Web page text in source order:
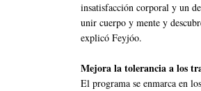
insatisfacción corporal y un
unir cuerpo y mente y
explicó Feyjóo.
Mejora la tolerancia a los
El programa se enmarca en